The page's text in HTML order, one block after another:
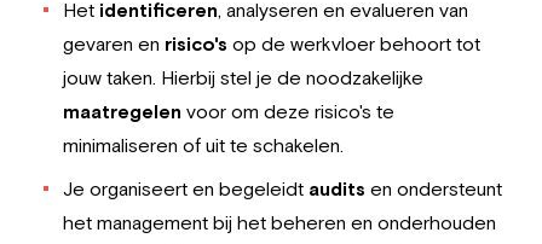
Het identificeren, analyseren en evalueren van
gevaren en risico's op de werkvloer behoort tot
jouw taken. Hierbij stel je de noodzakelijke
maatregelen voor om deze risico's te
minimaliseren of uit te schakelen.
Je organiseert en begeleidt audits en ondersteunt
het management bij het beheren en onderhouden